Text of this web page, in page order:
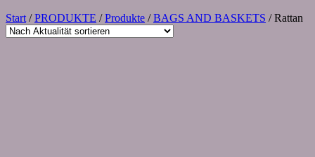
Start /PRODUKTE /Produkte /BAGS AND BASKETS / Rattan